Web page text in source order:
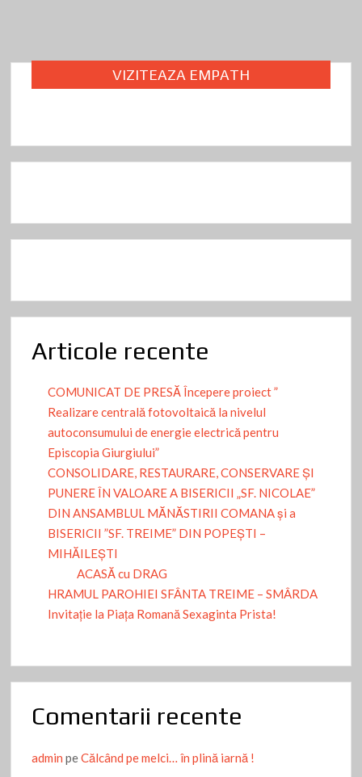
VIZITEAZA EMPATH
Articole recente
COMUNICAT DE PRESĂ Începere proiect ”
Realizare centrală fotovoltaică la nivelul
autoconsumului de energie electrică pentru
Episcopia Giurgiului”
CONSOLIDARE, RESTAURARE, CONSERVARE ȘI
PUNERE ÎN VALOARE A BISERICII „SF. NICOLAE”
DIN ANSAMBLUL MĂNĂSTIRII COMANA și a
BISERICII ”SF. TREIME” DIN POPEȘTI –
MIHĂILEȘTI
ACASĂ cu DRAG
HRAMUL PAROHIEI SFÂNTA TREIME – SMÂRDA
Invitație la Piața Romană Sexaginta Prista!
Comentarii recente
admin peCălcând pe melci… în plină iarnă !